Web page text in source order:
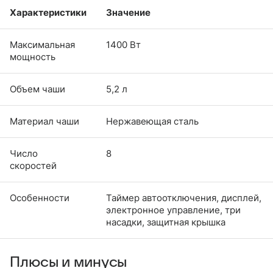
Характеристики Значение
Максимальная
мощность
1400 Вт
Объем чаши 5,2 л
Материал чаши Нержавеющая сталь
Число
скоростей
8
Особенности
Таймер автоотключения, дисплей,
электронное управление, три
насадки, защитная крышка
Плюсы и минусы